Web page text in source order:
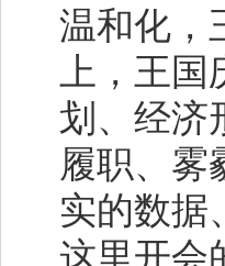
温和化，
上，王
划、经济
履职、雾
实的数据
这里开会